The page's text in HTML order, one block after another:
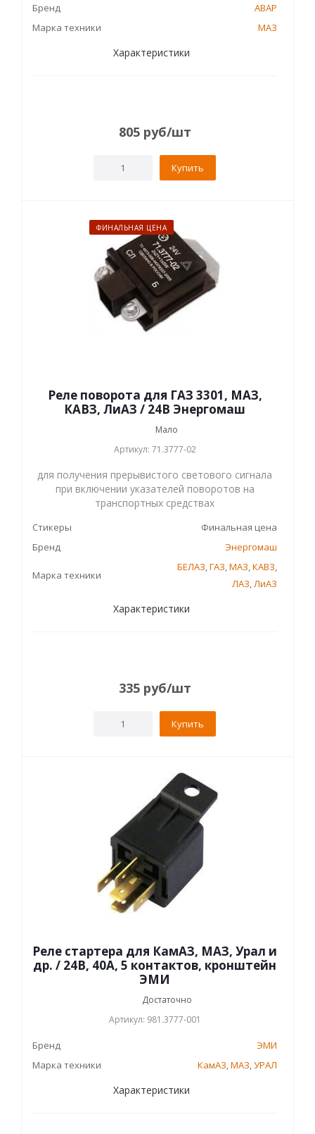
Бренд
АВАР
Марка техники
МАЗ
Характеристики
805 руб/шт
Купить
ФИНАЛЬНАЯ ЦЕНА
Реле поворота для ГАЗ 3301, МАЗ,
КАВЗ, ЛиАЗ / 24В Энергомаш
Мало
Артикул: 71.3777-02
для получения прерывистого светового сигнала
при включении указателей поворотов на
транспортных средствах
Стикеры
Финальная цена
Бренд
Энергомаш
Марка техники
БЕЛАЗ,ГАЗ,МАЗ,КАВЗ,
ЛАЗ,ЛиАЗ
Характеристики
335 руб/шт
Купить
Реле стартера для КамАЗ, МАЗ, Урал и
др. / 24В, 40А, 5 контактов, кронштейн
ЭМИ
Достаточно
Артикул: 981.3777-001
Бренд
ЭМИ
Марка техники
КамАЗ,МАЗ,УРАЛ
Характеристики